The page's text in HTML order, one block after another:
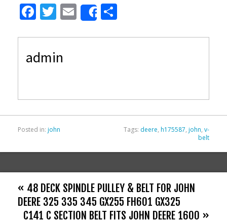
F
e
b
T
itt
er
E
m
ai
Share
ar
admin
Posted in: john Tags: deere, h175587, john, v-
belt
« 48 DECK SPINDLE PULLEY & BELT FOR JOHN
DEERE 325 335 345 GX255 FH601 GX325
C141 C SECTION BELT FITS JOHN DEERE 1600 »